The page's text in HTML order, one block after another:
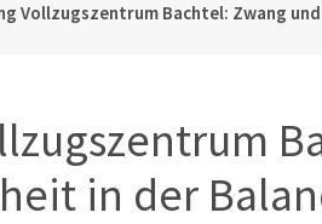
Vollzugszentrum Bachtel: Zwang
in der